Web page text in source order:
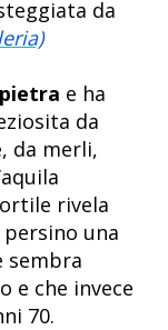
da
e ha
da
da merli,
rivela
una
sembra
e che invece
70.